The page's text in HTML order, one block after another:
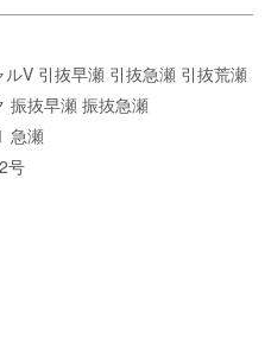
ルV 引抜早瀬 引抜急瀬 引抜荒瀬
振抜早瀬 振抜急瀬
急瀬
号